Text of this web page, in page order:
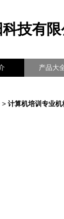
技有限
产品大
> 计算机培训专业